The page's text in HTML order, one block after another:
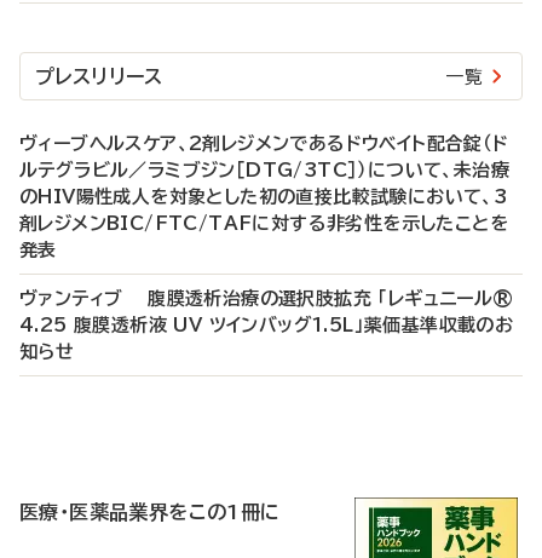
プレスリリース 一覧
ヴィーブヘルスケア、2剤レジメンであるドウベイト配合錠（ド
ルテグラビル／ラミブジン［DTG/3TC］）について、未治療
のHIV陽性成人を対象とした初の直接比較試験において、3
剤レジメンBIC/FTC/TAFに対する非劣性を示したことを
発表
ヴァンティブ 腹膜透析治療の選択肢拡充 「レギュニール®
4.25 腹膜透析液 UV ツインバッグ1.5L」薬価基準収載のお
知らせ
医療・医薬品業界をこの1冊に